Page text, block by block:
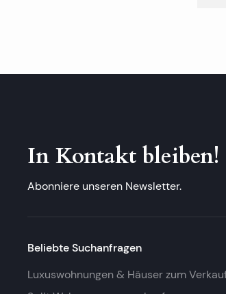
In Kontakt bleiben!
Abonniere unseren Newsletter.
Beliebte Suchanfragen
Luxuswohnungen & Häuser zum